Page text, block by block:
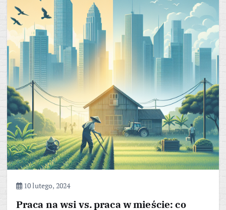
10 lutego, 2024
Praca na wsi vs. praca w mieście: co